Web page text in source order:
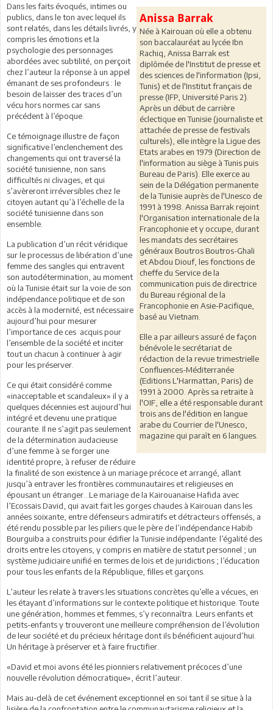
Anissa Barrak
Née à Kairouan où elle a obtenu
son baccalauréat au lycée Ibn
Rachiq, Anissa Barrak est
diplômée de l'Institut de presse et
des sciences de l'information (Ipsi,
Tunis) et de l'Institut français de
presse (IFP, Université Paris 2).
Après un début de carrière
éclectique en Tunisie (journaliste et
attachée de presse de festivals
culturels), elle intègre la Ligue des
Etats arabes en 1979 (Direction de
l'information au siège à Tunis puis
Bureau de Paris). Elle exerce au
sein de la Délégation permanente
de la Tunisie auprès de l'Unesco de
1991 à 1998. Anissa Barrak rejoint
l'Organisation internationale de la
Francophonie et y occupe, durant
les mandats des secrétaires
généraux Boutros Boutros-Ghali
et Abdou Diouf, les fonctions de
cheffe du Service de la
communication puis de directrice
du Bureau régional de la
Francophonie en Asie-Pacifique,
basé au Vietnam.
Elle a par ailleurs assuré de façon
bénévole le secrétariat de
rédaction de la revue trimestrielle
Confluences-Méditerranée
(Editions L'Harmattan, Paris) de
1991 à 2000. Après sa retraite à
l'OIF, elle a été responsable durant
trois ans de l'édition en langue
arabe du Courrier de l'Unesco,
magazine qui paraît en 6 langues.
Dans les faits évoqués, intimes ou
publics, dans le ton avec lequel ils
sont relatés, dans les détails livrés, y
compris les émotions et la
psychologie des personnages
abordées avec subtilité, on perçoit
chez l’auteur la réponse à un appel
émanant de ses profondeurs : le
besoin de laisser des traces d’un
vécu hors normes car sans
précédent à l’époque.
Ce témoignage illustre de façon
significative l’enclenchement des
changements qui ont traversé la
société tunisienne, non sans
difficultés ni clivages, et qui
s’avèreront irréversibles chez le
citoyen autant qu’à l’échelle de la
société tunisienne dans son
ensemble.
La publication d’un récit véridique
sur le processus de libération d’une
femme des sangles qui entravent
son autodétermination, au moment
où la Tunisie était sur la voie de son
indépendance politique et de son
accès à la modernité, est nécessaire
aujourd’hui pour mesurer
l’importance de ces acquis pour
l’ensemble de la société et inciter
tout un chacun à continuer à agir
pour les préserver.
Ce qui était considéré comme
«inacceptable et scandaleux» il y a
quelques décennies est aujourd’hui
intégré et devenu une pratique
courante. Il ne s’agit pas seulement
de la détermination audacieuse
d’une femme à se forger une
identité propre, à refuser de réduire
la finalité de son existence à un mariage précoce et arrangé, allant
jusqu’à entraver les frontières communautaires et religieuses en
épousant un étranger…Le mariage de la Kairouanaise Hafida avec
l’Ecossais David, qui avait fait les gorges chaudes à Kairouan dans les
années soixante, entre défenseurs admiratifs et détracteurs offensés, a
été rendu possible par les piliers que le père de l’indépendance Habib
Bourguiba a construits pour édifier la Tunisie indépendante: l’égalité des
droits entre les citoyens, y compris en matière de statut personnel ; un
système judiciaire unifié en termes de lois et de juridictions ; l’éducation
pour tous les enfants de la République, filles et garçons.
L’auteur les relate à travers les situations concrètes qu’elle a vécues, en
les étayant d’informations sur le contexte politique et historique. Toute
une génération, hommes et femmes, s’y reconnaîtra. Leurs enfants et
petits-enfants y trouveront une meilleure compréhension de l’évolution
de leur société et du précieux héritage dont ils bénéficient aujourd’hui.
Un héritage à préserver et à faire fructifier.
«David et moi avons été les pionniers relativement précoces d’une
nouvelle révolution démocratique», écrit l’auteur.
Mais au-delà de cet événement exceptionnel en soi tant il se situe à la